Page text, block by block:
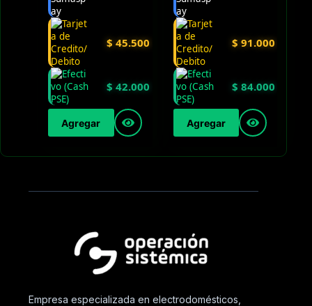
$ 45.500
$ 42.000
Agregar
$ 91.000
$ 84.000
Agregar
Empresa especializada en electrodomésticos,